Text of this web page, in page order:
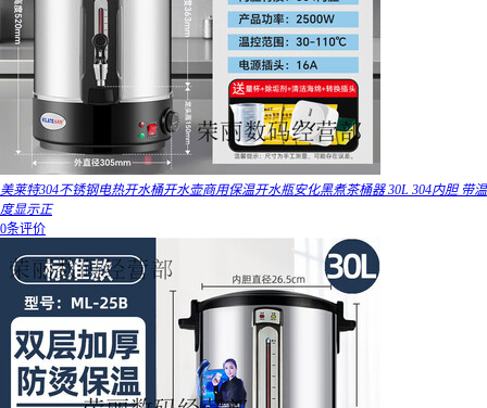
美莱特304不锈钢电热开水桶开水壶商用保温开水瓶安化黑煮茶桶器 30L 304内胆 带温
度显示正
0条评价